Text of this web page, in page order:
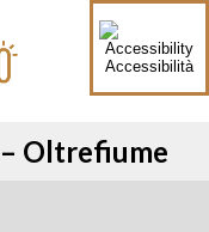
Accessibilità
Oltrefiume